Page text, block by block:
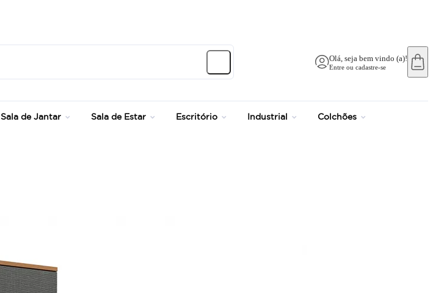
Olá, seja bem vindo (a)!
Entre ou cadastre-se
Sala de Jantar Sala de Estar Escritório Industrial Colchões